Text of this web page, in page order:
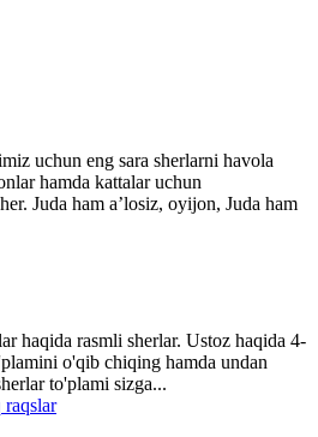
uchun eng sara sherlarni havola
hamda kattalar uchun
Juda ham a’losiz, oyijon, Juda ham
haqida rasmli sherlar. Ustoz haqida 4-
o'qib chiqing hamda undan
to'plami sizga...